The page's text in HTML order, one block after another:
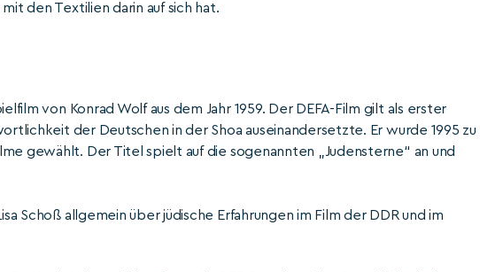
den Textilien darin auf sich hat.
von Konrad Wolf aus dem Jahr 1959. Der DEFA-Film gilt als erster
der Deutschen in der Shoa auseinandersetzte. Er wurde 1995 zu
gewählt. Der Titel spielt auf die sogenannten „Judensterne“ an und
Schoß allgemein über jüdische Erfahrungen im Film der DDR und im